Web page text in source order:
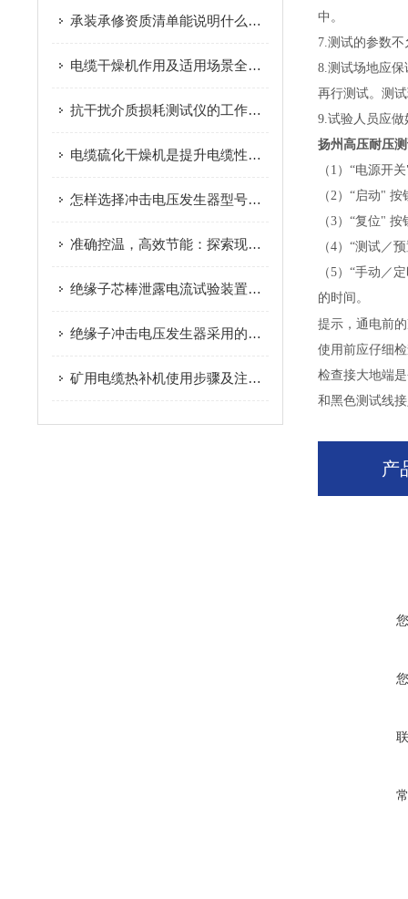
承装承修资质清单能说明什么，为何选择的时候要慎重
电缆干燥机作用及适用场景全解析
抗干扰介质损耗测试仪的工作原理和功能特点
电缆硫化干燥机是提升电缆性能的关键设备
怎样选择冲击电压发生器型号，应该考虑哪些情况
准确控温，高效节能：探索现代电缆硫化干燥机的智能化设计与应用优势
绝缘子芯棒泄露电流试验装置操作步骤简单介绍
绝缘子冲击电压发生器采用的技术资料
矿用电缆热补机使用步骤及注意事项
中。
7.测试的参数
8.测试场地应
再行测试。测
9.试验人员应
扬州高压耐压
（1）“电源开
（2）“启动"
（3）“复位"
（4）“测试／
（5）“手动／
的时间。
提示，通电前
使用前应仔细
检查接大地端
和黑色测试线
产